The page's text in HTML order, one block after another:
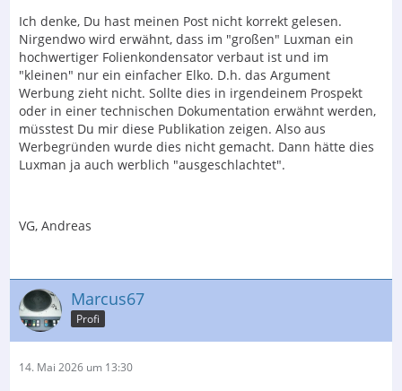
Ich denke, Du hast meinen Post nicht korrekt gelesen.
Nirgendwo wird erwähnt, dass im "großen" Luxman ein
hochwertiger Folienkondensator verbaut ist und im
"kleinen" nur ein einfacher Elko. D.h. das Argument
Werbung zieht nicht. Sollte dies in irgendeinem Prospekt
oder in einer technischen Dokumentation erwähnt werden,
müsstest Du mir diese Publikation zeigen. Also aus
Werbegründen wurde dies nicht gemacht. Dann hätte dies
Luxman ja auch werblich "ausgeschlachtet".
VG, Andreas
Marcus67
Profi
14. Mai 2026 um 13:30